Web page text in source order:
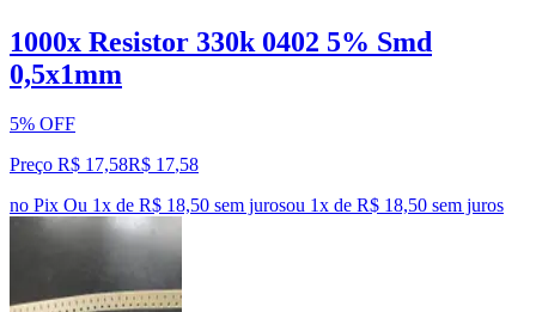
1000x Resistor 330k 0402 5% Smd
0,5x1mm
5% OFF
Preço R$ 17,58R$ 17,58
no Pix Ou 1x de R$ 18,50 sem jurosou 1x de R$ 18,50 sem juros